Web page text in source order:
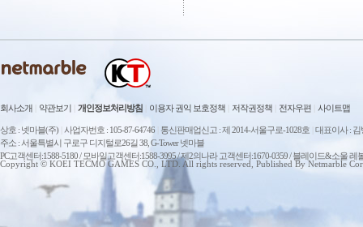
회사소개 약관보기 개인정보처리방침 이용자 권익 보호정책 저작권정책 전자우편 사이트맵
상호 : 넷마블(주) 사업자번호 : 105-87-64746 통신판매업신고 : 제 2014-서울구로-1028호 대표이사 : 김
주소 : 서울특별시 구로구 디지털로26길 38, G-Tower 넷마블
PC고객센터:1588-5180 / 모바일고객센터:1588-3995 / 제2의나라 고객센터:1670-0359 / 블레이드&소울
Copyright © KOEI TECMO GAMES CO., LTD. All rights reserved, Published By Netmarble